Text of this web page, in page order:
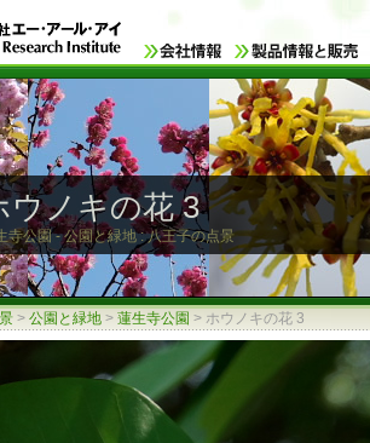
ウノキの花 3
寺公園 - 公園と緑地 : 八王子の点景
> 公園と緑地 > 蓮生寺公園 > ホウノキの花 3